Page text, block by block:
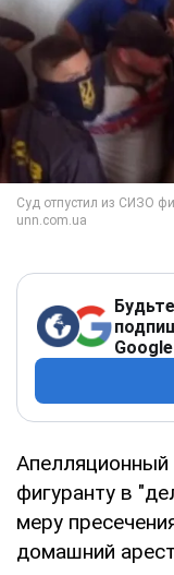
Google
Апелляционный
фигуранту в
меру
домашний